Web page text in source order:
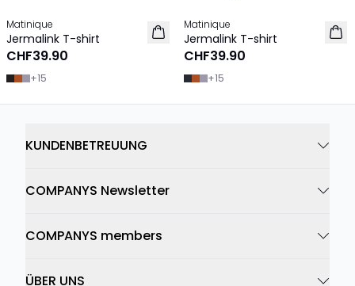
2 für 60 CHF
NEU
Matinique
Jermalink T-shirt
CHF39.90
+15
2 für 60 CHF
Matinique
Jermalink T-shirt
CHF39.90
+15
KUNDENBETREUUNG
COMPANYS Newsletter
COMPANYS members
ÜBER UNS